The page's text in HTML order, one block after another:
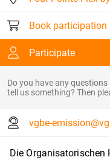
Book participation
Participate
Do you have any
tell us something? Then
vgbe-
Die Organisatorischen